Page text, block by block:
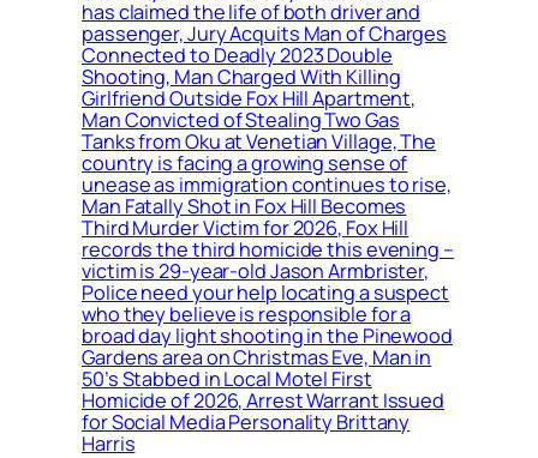
has claimed the life of both driver and
passenger, Jury Acquits Man of Charges
Connected to Deadly 2023 Double
Shooting, Man Charged With Killing
Girlfriend Outside Fox Hill Apartment,
Man Convicted of Stealing Two Gas
Tanks from Oku at Venetian Village, The
country is facing a growing sense of
unease as immigration continues to rise,
Man Fatally Shot in Fox Hill Becomes
Third Murder Victim for 2026, Fox Hill
records the third homicide this evening –
victim is 29-year-old Jason Armbrister,
Police need your help locating a suspect
who they believe is responsible for a
broad day light shooting in the Pinewood
Gardens area on Christmas Eve, Man in
50’s Stabbed in Local Motel First
Homicide of 2026, Arrest Warrant Issued
for Social Media Personality Brittany
Harris